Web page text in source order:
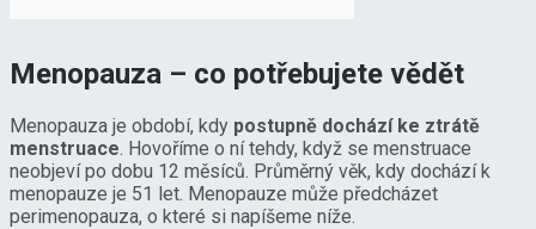
Menopauza – co potřebujete vědět
Menopauza je období, kdy postupně dochází ke ztrátě
menstruace. Hovoříme o ní tehdy, když se menstruace
neobjeví po dobu 12 měsíců. Průměrný věk, kdy dochází k
menopauze je 51 let. Menopauze může předcházet
perimenopauza, o které si napíšeme níže.